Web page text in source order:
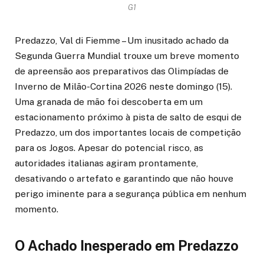
G1
Predazzo, Val di Fiemme – Um inusitado achado da
Segunda Guerra Mundial trouxe um breve momento
de apreensão aos preparativos das Olimpíadas de
Inverno de Milão-Cortina 2026 neste domingo (15).
Uma granada de mão foi descoberta em um
estacionamento próximo à pista de salto de esqui de
Predazzo, um dos importantes locais de competição
para os Jogos. Apesar do potencial risco, as
autoridades italianas agiram prontamente,
desativando o artefato e garantindo que não houve
perigo iminente para a segurança pública em nenhum
momento.
O Achado Inesperado em Predazzo